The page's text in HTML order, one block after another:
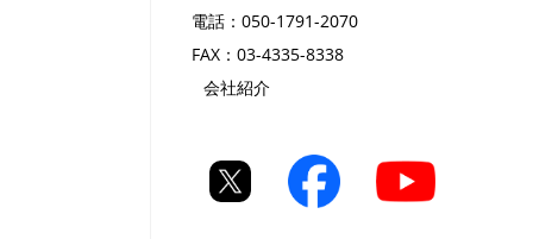
電話：050-1791-2070
FAX：03-4335-8338
会社紹介